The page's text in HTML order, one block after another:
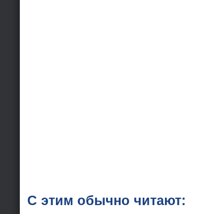
С этим обычно читают: